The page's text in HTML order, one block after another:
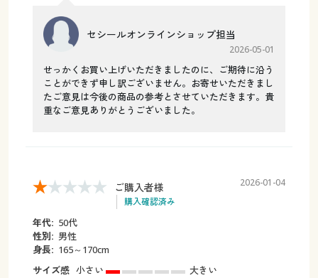
セシールオンラインショップ担当
2026-05-01
せっかくお買い上げいただきましたのに、ご期待に沿う
ことができず申し訳ございません。お寄せいただきまし
たご意見は今後の商品の参考とさせていただきます。貴
重なご意見ありがとうございました。
ご購入者様
購入確認済み
2026-01-04
年代: 50代
性別: 男性
身長: 165～170cm
サイズ感 小さい
大きい